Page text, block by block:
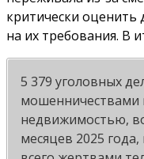
критически оценить
на их требования. В
5 379 уголовных
мошенничествами
недвижимостью,
месяцев 2025